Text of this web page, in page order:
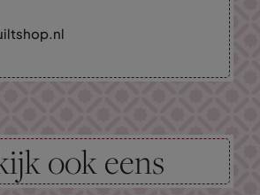
ook eens